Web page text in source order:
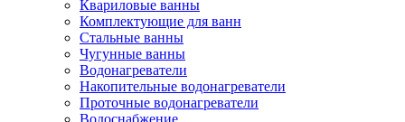
Квариловые ванны
Комплектующие для ванн
Стальные ванны
Чугунные ванны
Водонагреватели
Накопительные водонагреватели
Проточные водонагреватели
Водоснабжение